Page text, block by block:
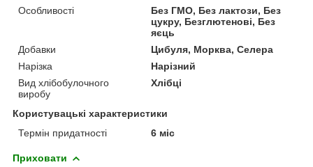
Особливості
Без ГМО, Без лактози, Без
цукру, Безглютенові, Без
яєць
Добавки
Цибуля, Морква, Селера
Нарізка
Нарізний
Вид хлібобулочного
виробу
Хлібці
Користувацькі характеристики
Термін придатності
6 міс
Приховати